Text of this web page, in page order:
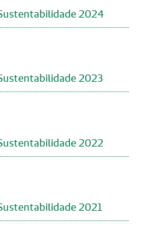
2024
2023
2022
2021